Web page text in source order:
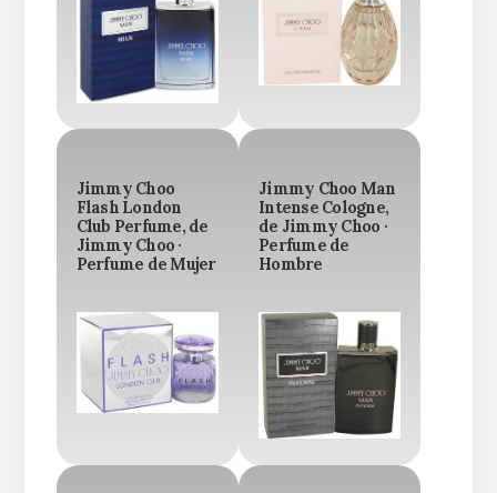
Jimmy Choo
Flash London
Club Perfume, de
Jimmy Choo ·
Perfume de Mujer
Jimmy Choo Man
Intense Cologne,
de Jimmy Choo ·
Perfume de
Hombre